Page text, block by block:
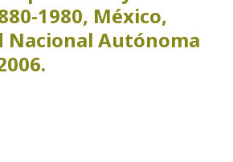
1980, México,
Nacional Autónoma